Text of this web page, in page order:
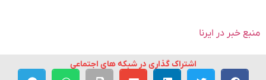
منبع خبر در ایرنا
اشتراک گذاری در شبکه های اجتماعی